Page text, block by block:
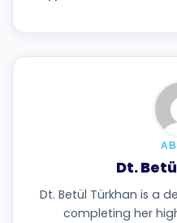
Dt.
Dt. Betül Türkhan is a
completing her